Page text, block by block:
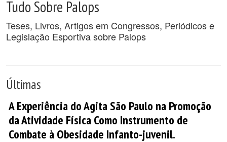
Tudo Sobre Palops
Teses, Livros, Artigos em Congressos, Periódicos e
Legislação Esportiva sobre Palops
Últimas
A Experiência do Agita São Paulo na Promoção
da Atividade Física Como Instrumento de
Combate à Obesidade Infanto-juvenil.